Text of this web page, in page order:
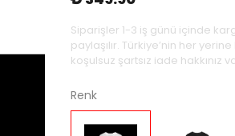
Siparişler 1-3 iş günü içinde
paylaşılır. Türkiye’nin her
koşulsuz şartsız iade hakkınız
Renk